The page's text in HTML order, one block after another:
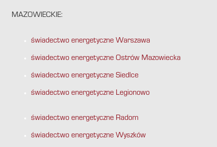
MAZOWIECKIE:
świadectwo energetyczne Warszawa
świadectwo energetyczne Ostrów Mazowiecka
świadectwo energetyczne Siedlce
świadectwo energetyczne Legionowo
świadectwo energetyczne Radom
świadectwo energetyczne Wyszków